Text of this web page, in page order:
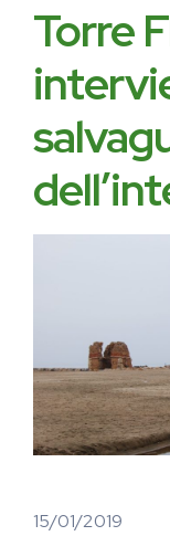
Torre
15/01/2019